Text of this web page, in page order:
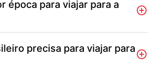
época para viajar para a
precisa para viajar para